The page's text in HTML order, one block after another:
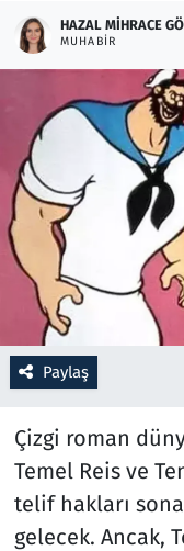
HAZAL MIHRACE
MUHABIR
Paylaş
Çizgi roman
Temel Reis ve
telif hakları
gelecek. Ancak,
Oyun
Ramazan
Resmi İlanlar
Rüya Tabirleri
Sağlık
Savunma
Seçim 2023
Teknoloji ve
Televizyon